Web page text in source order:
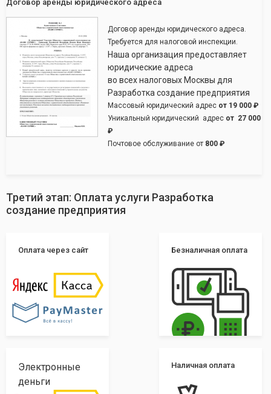
Договор аренды юридического адреса
Договор аренды юридического адреса.
Требуется для налоговой инспекции.
Наша организация предоставляет
юридические адреса
во всех налоговых Москвы для
Разработка создание предприятия
Массовый юридический адрес от 19 000 ₽
Уникальный юридический адрес от 27 000
₽
Почтовое обслуживание от 800 ₽
Третий этап: Оплата услуги Разработка
создание предприятия
Оплата через сайт Безналичная оплата
Электронные
деньги
Наличная оплата